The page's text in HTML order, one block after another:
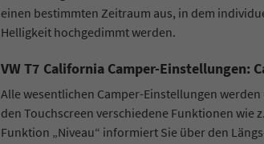
einen bestimmten Zeitraum aus, in dem
Helligkeit hochgedimmt werden.
VW T7 California Camper-Einstellungen:
Alle wesentlichen Camper-Einstellungen
den Touchscreen verschiedene Funktionen wie
Funktion „Niveau“ informiert Sie über den